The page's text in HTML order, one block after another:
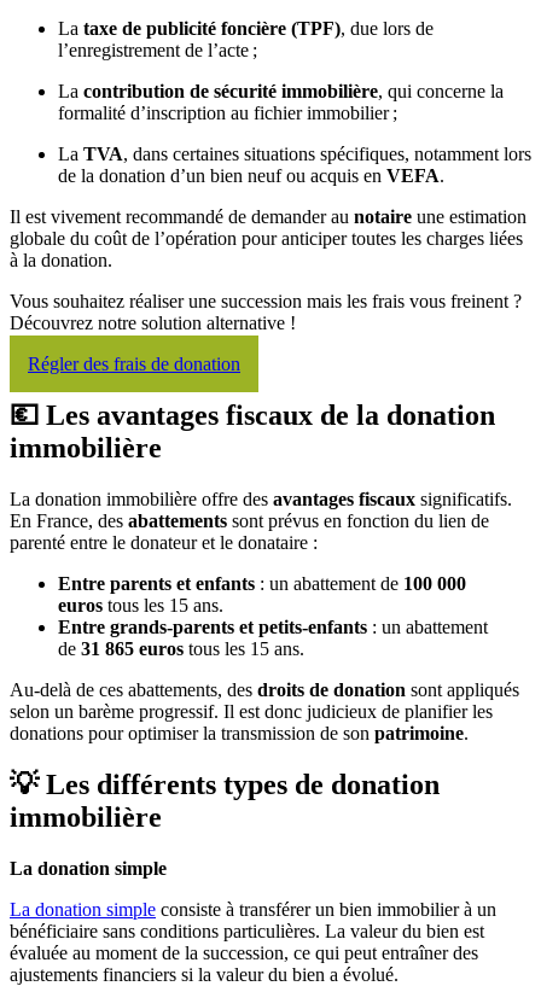
La taxe de publicité foncière (TPF), due lors de
l’enregistrement de l’acte ;
La contribution de sécurité immobilière, qui concerne la
formalité d’inscription au fichier immobilier ;
La TVA, dans certaines situations spécifiques, notamment lors
de la donation d’un bien neuf ou acquis en VEFA.
Il est vivement recommandé de demander au notaire une estimation
globale du coût de l’opération pour anticiper toutes les charges liées
à la donation.
Vous souhaitez réaliser une succession mais les frais vous freinent ?
Découvrez notre solution alternative !
Régler des frais de donation
💶 Les avantages fiscaux de la donation
immobilière
La donation immobilière offre des avantages fiscaux significatifs.
En France, des abattements sont prévus en fonction du lien de
parenté entre le donateur et le donataire :
Entre parents et enfants : un abattement de 100 000
euros tous les 15 ans.
Entre grands-parents et petits-enfants : un abattement
de 31 865 euros tous les 15 ans.
Au-delà de ces abattements, des droits de donation sont appliqués
selon un barème progressif. Il est donc judicieux de planifier les
donations pour optimiser la transmission de son patrimoine.
💡 Les différents types de donation
immobilière
La donation simple
La donation simple consiste à transférer un bien immobilier à un
bénéficiaire sans conditions particulières. La valeur du bien est
évaluée au moment de la succession, ce qui peut entraîner des
ajustements financiers si la valeur du bien a évolué.